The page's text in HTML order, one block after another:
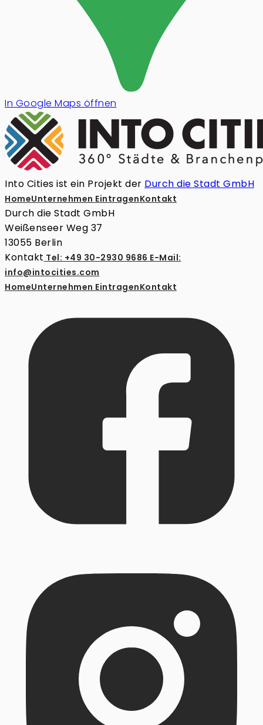
In Google Maps öffnen
Into Cities ist ein Projekt der Durch die Stadt GmbH
HomeUnternehmen EintragenKontakt
Durch die Stadt GmbH
Weißenseer Weg 37
13055 Berlin
Kontakt Tel: +49 30-2930 9686 E-Mail:
info@intocities.com
HomeUnternehmen EintragenKontakt